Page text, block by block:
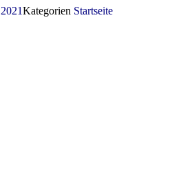
Kategorien Startseite